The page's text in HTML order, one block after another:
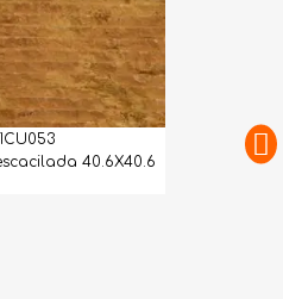
40.6X40.6